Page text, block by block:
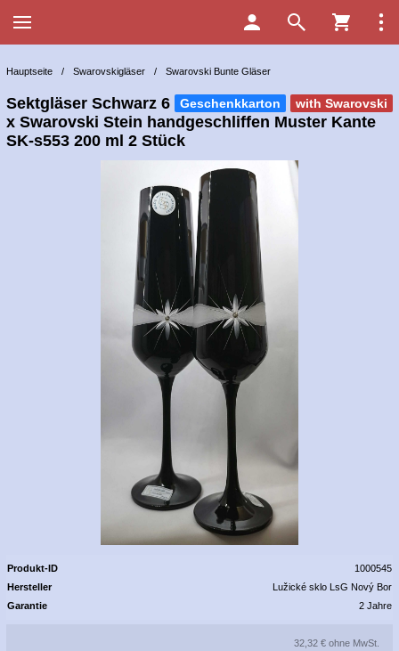
Hauptseite / Swarovskigläser / Swarovski Bunte Gläser
with Swarovski
Geschenkkarton
Sektgläser Schwarz 6
x Swarovski Stein handgeschliffen Muster Kante
SK-s553 200 ml 2 Stück
Produkt-ID
1000545
Hersteller
Lužické sklo LsG Nový Bor
Garantie
2 Jahre
32,32 € ohne MwSt.